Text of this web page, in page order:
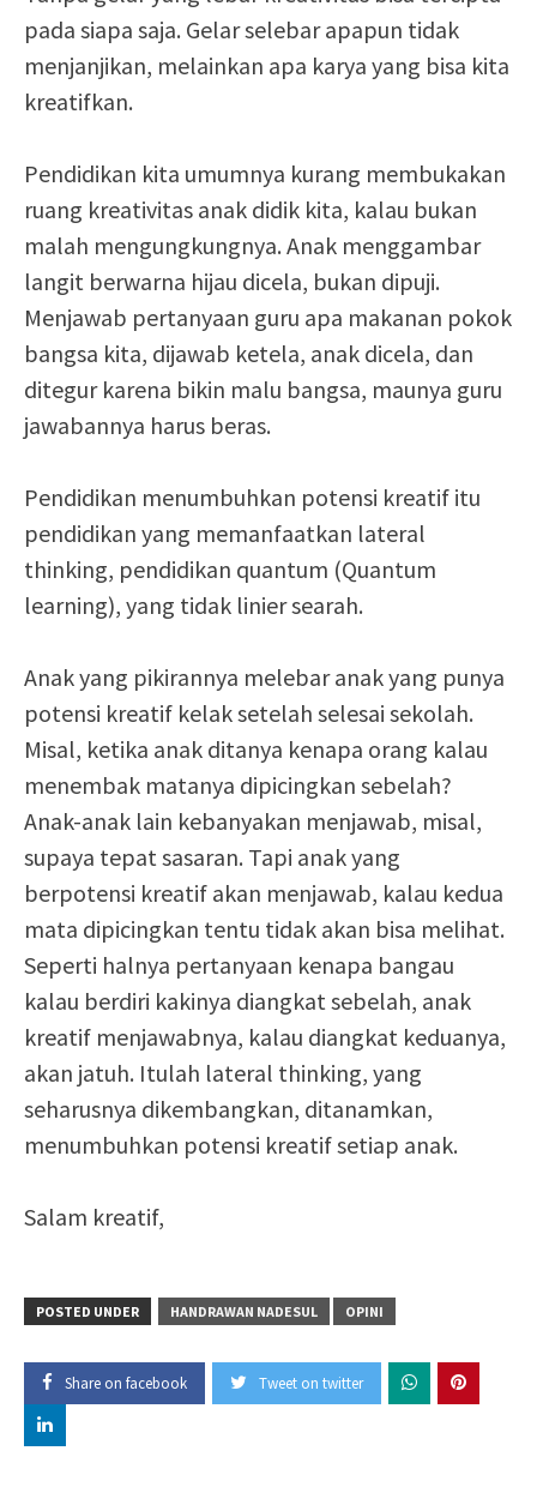
pada siapa saja. Gelar selebar apapun tidak
menjanjikan, melainkan apa karya yang bisa kita
kreatifkan.
Pendidikan kita umumnya kurang membukakan
ruang kreativitas anak didik kita, kalau bukan
malah mengungkungnya. Anak menggambar
langit berwarna hijau dicela, bukan dipuji.
Menjawab pertanyaan guru apa makanan pokok
bangsa kita, dijawab ketela, anak dicela, dan
ditegur karena bikin malu bangsa, maunya guru
jawabannya harus beras.
Pendidikan menumbuhkan potensi kreatif itu
pendidikan yang memanfaatkan lateral
thinking, pendidikan quantum (Quantum
learning), yang tidak linier searah.
Anak yang pikirannya melebar anak yang punya
potensi kreatif kelak setelah selesai sekolah.
Misal, ketika anak ditanya kenapa orang kalau
menembak matanya dipicingkan sebelah?
Anak-anak lain kebanyakan menjawab, misal,
supaya tepat sasaran. Tapi anak yang
berpotensi kreatif akan menjawab, kalau kedua
mata dipicingkan tentu tidak akan bisa melihat.
Seperti halnya pertanyaan kenapa bangau
kalau berdiri kakinya diangkat sebelah, anak
kreatif menjawabnya, kalau diangkat keduanya,
akan jatuh. Itulah lateral thinking, yang
seharusnya dikembangkan, ditanamkan,
menumbuhkan potensi kreatif setiap anak.
Salam kreatif,
POSTED UNDER HANDRAWAN NADESUL OPINI
Share on facebook Tweet on twitter